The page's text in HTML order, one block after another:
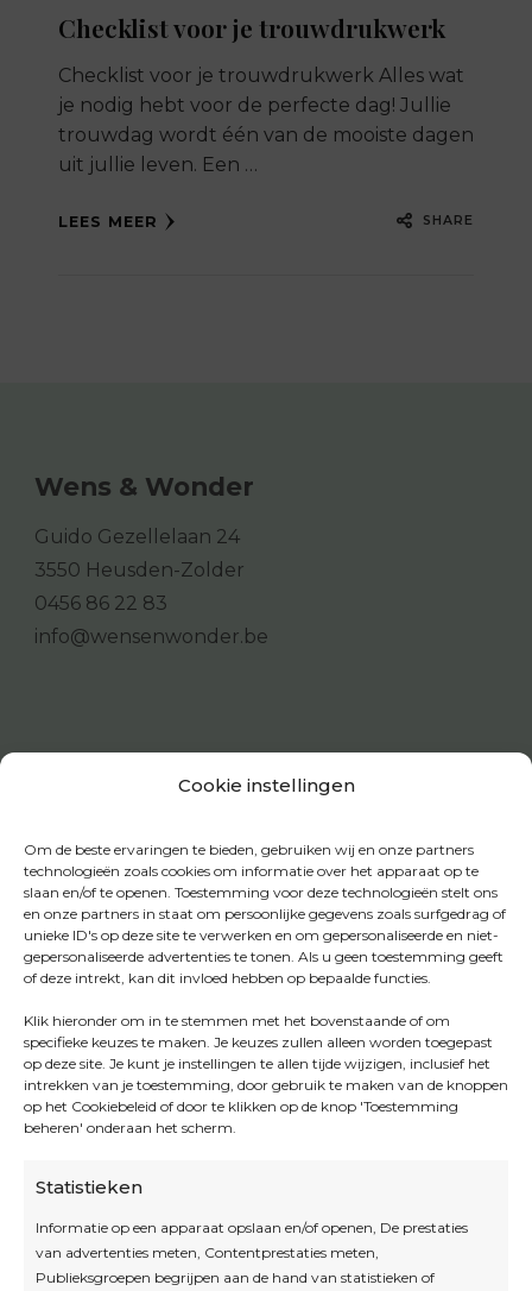
Cookie instellingen
Om de beste ervaringen te bieden, gebruiken wij en onze partners
technologieën zoals cookies om informatie over het apparaat op te
slaan en/of te openen. Toestemming voor deze technologieën stelt ons
en onze partners in staat om persoonlijke gegevens zoals surfgedrag of
unieke ID's op deze site te verwerken en om gepersonaliseerde en niet-
gepersonaliseerde advertenties te tonen. Als u geen toestemming geeft
of deze intrekt, kan dit invloed hebben op bepaalde functies.
Klik hieronder om in te stemmen met het bovenstaande of om
specifieke keuzes te maken. Je keuzes zullen alleen worden toegepast
op deze site. Je kunt je instellingen te allen tijde wijzigen, inclusief het
intrekken van je toestemming, door gebruik te maken van de knoppen
op het Cookiebeleid of door te klikken op de knop 'Toestemming
beheren' onderaan het scherm.
Statistieken
Informatie op een apparaat opslaan en/of openen, De prestaties
van advertenties meten, Contentprestaties meten,
Publieksgroepen begrijpen aan de hand van statistieken of
Checklist voor je trouwdrukwerk
Checklist voor je trouwdrukwerk Alles wat
je nodig hebt voor de perfecte dag! Jullie
trouwdag wordt één van de mooiste dagen
uit jullie leven. Een …
LEES MEER SHARE
Wens & Wonder
Guido Gezellelaan 24
3550 Heusden-Zolder
0456 86 22 83
info@wensenwonder.be
Openingsuren